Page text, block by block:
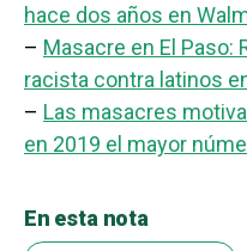
hace dos años en
– Masacre en El Paso:
racista contra latinos
– Las masacres
en 2019 el mayor
En esta nota